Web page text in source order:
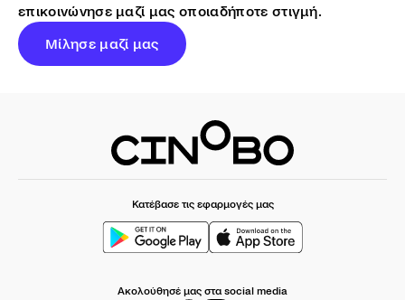
επικοινώνησε μαζί μας οποιαδήποτε στιγμή.
Μίλησε μαζί μας
Κατέβασε τις εφαρμογές μας
Ακολούθησέ μας στα social media